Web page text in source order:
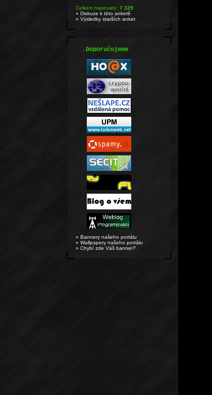
Celkem hlasovalo:7 329
» Diskuze k této anketě
» Výsledky starších anket
.Doporučujeme
» Bannery našeho portálu
» Wallpapery našeho portálu
» Chybí zde Váš banner?